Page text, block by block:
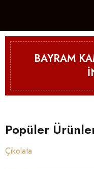
BAYRAM
Popüler
Çikolata